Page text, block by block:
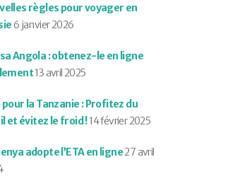
règles pour voyager en
6 janvier 2026
Angola : obtenez-le en ligne
13 avril 2025
pour la Tanzanie : Profitez du
et évitez le froid !14 février 2025
adopte l’ETA en ligne27 avril